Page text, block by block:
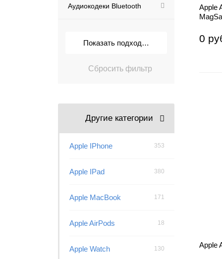
Аудиокодеки Bluetooth
Другие категории
Apple IPhone 353
Apple IPad 380
Apple MacBook 171
Apple AirPods 18
Apple Watch 130
Apple
0
Apple